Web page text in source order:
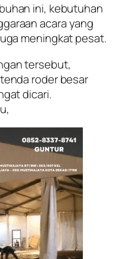
ini, kebutuhan
acara yang
meningkat pesat.
tersebut,
roder besar
dicari.